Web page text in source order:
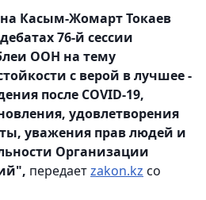
Касым-Жомарт Токаев
76-й сессии
ООН на тему
с верой в лучшее -
после COVID-19,
удовлетворения
уважения прав людей и
Организации
передаетzakon.kz со